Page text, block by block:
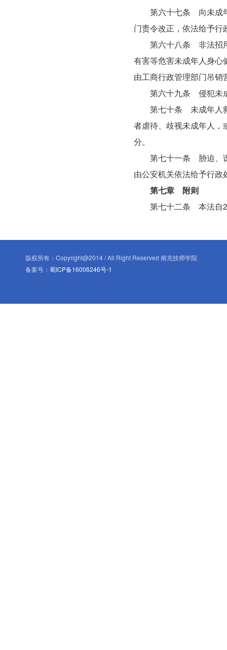
第六十七条 向未成年
门责令改正，依法给予行
第六十八条 非法招用
有害等危害未成年人身心
由工商行政管理部门吊销
第六十九条 侵犯未成
第七十条 未成年人救
者虐待、歧视未成年人，
分。
第七十一条 胁迫、诱
由公安机关依法给予行政
第七章 附则
第七十二条 本法自
版权所有：Copyright@2014 / All Right Reserved 南充技师学院
备案号：蜀ICP备16006246号-1